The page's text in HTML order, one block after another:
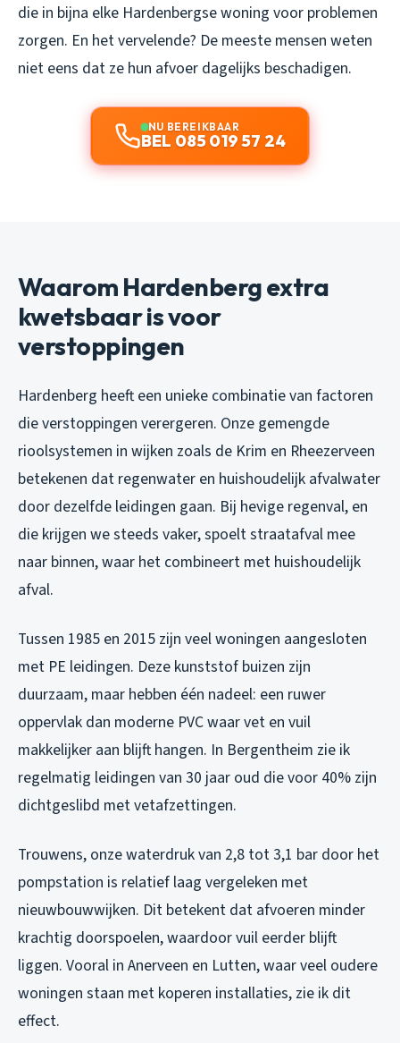
die in bijna elke Hardenbergse woning voor problemen
zorgen. En het vervelende? De meeste mensen weten
niet eens dat ze hun afvoer dagelijks beschadigen.
NU BEREIKBAAR
BEL 085 019 57 24
Waarom Hardenberg extra
kwetsbaar is voor
verstoppingen
Hardenberg heeft een unieke combinatie van factoren
die verstoppingen verergeren. Onze gemengde
rioolsystemen in wijken zoals de Krim en Rheezerveen
betekenen dat regenwater en huishoudelijk afvalwater
door dezelfde leidingen gaan. Bij hevige regenval, en
die krijgen we steeds vaker, spoelt straatafval mee
naar binnen, waar het combineert met huishoudelijk
afval.
Tussen 1985 en 2015 zijn veel woningen aangesloten
met PE leidingen. Deze kunststof buizen zijn
duurzaam, maar hebben één nadeel: een ruwer
oppervlak dan moderne PVC waar vet en vuil
makkelijker aan blijft hangen. In Bergentheim zie ik
regelmatig leidingen van 30 jaar oud die voor 40% zijn
dichtgeslibd met vetafzettingen.
Trouwens, onze waterdruk van 2,8 tot 3,1 bar door het
pompstation is relatief laag vergeleken met
nieuwbouwwijken. Dit betekent dat afvoeren minder
krachtig doorspoelen, waardoor vuil eerder blijft
liggen. Vooral in Anerveen en Lutten, waar veel oudere
woningen staan met koperen installaties, zie ik dit
effect.